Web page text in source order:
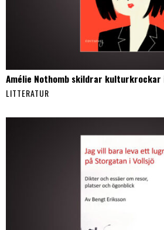
Amélie Nothomb skildrar kulturkrockar
LITTERATUR